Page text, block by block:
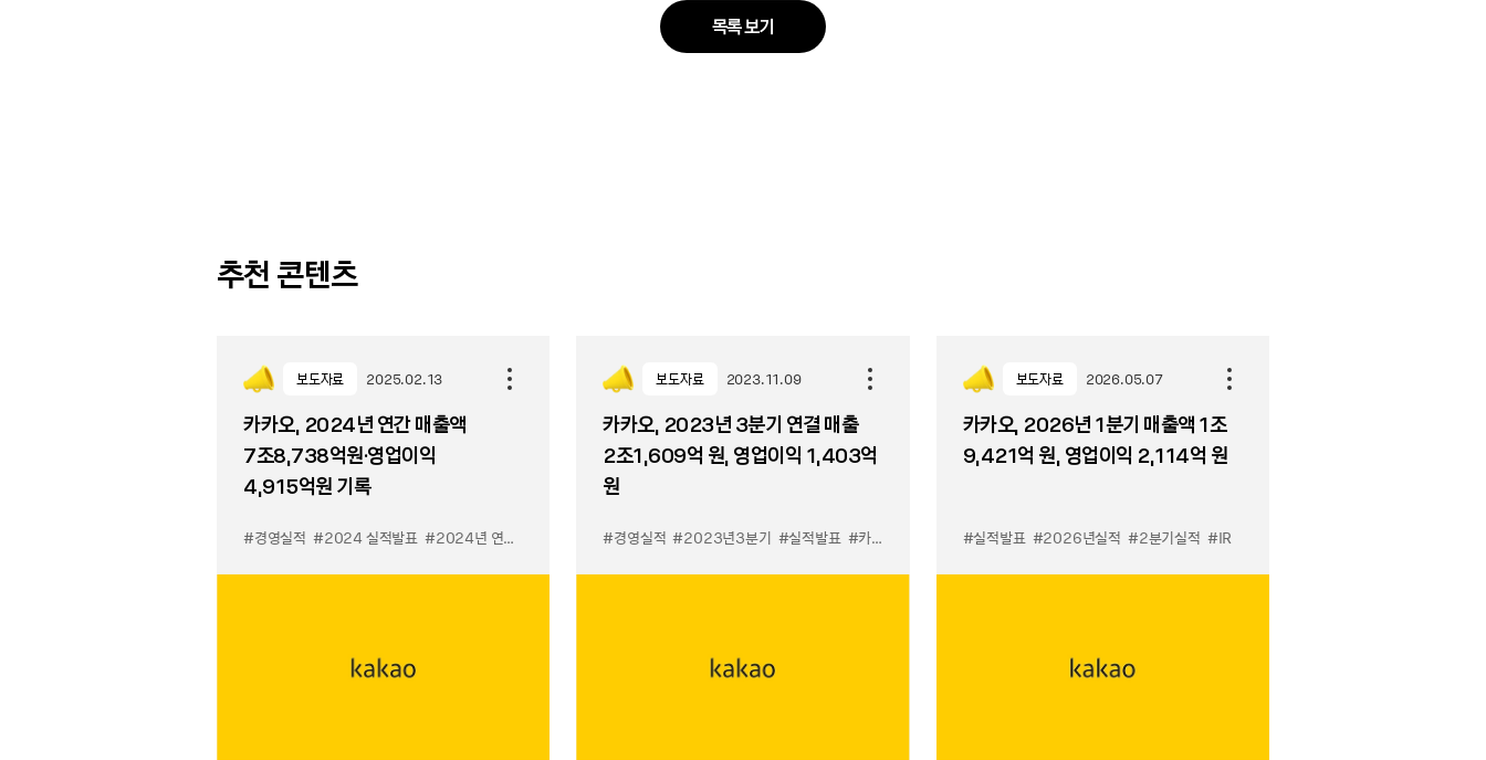
목록 보기
추천 콘텐츠
보도자료 2025.02.13
카카오, 2024년 연간 매출액
7조8,738억원·영업이익
4,915억원 기록
#경영실적 #2024 실적발표 #2024년 연간실적 #4분기실적 #실적발표
보도자료 2023.11.09
카카오, 2023년 3분기 연결 매출
2조1,609억 원, 영업이익 1,403억
원
#경영실적 #2023년3분기 #실적발표 #카카오실적발표
보도자료 2026.05.07
카카오, 2026년 1분기 매출액 1조
9,421억 원, 영업이익 2,114억 원
#실적발표 #2026년실적 #2분기실적 #IR